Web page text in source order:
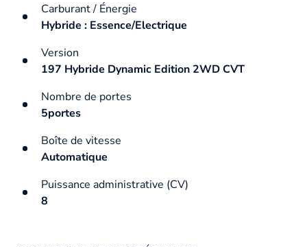
Carburant / Énergie
Hybride : Essence/Electrique
Version
197 Hybride Dynamic Edition 2WD CVT
Nombre de portes
5portes
Boîte de vitesse
Automatique
Puissance administrative (CV)
8